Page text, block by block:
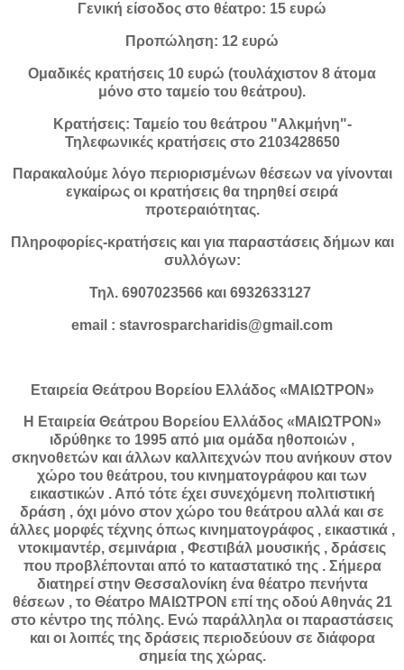
Γενική είσοδος στο θέατρο: 15 ευρώ
Προπώληση: 12 ευρώ
Ομαδικές κρατήσεις 10 ευρώ (τουλάχιστον 8 άτομα
μόνο στο ταμείο του θεάτρου).
Κρατήσεις: Ταμείο του θεάτρου "Αλκμήνη"-
Τηλεφωνικές κρατήσεις στο 2103428650
Παρακαλούμε λόγο περιορισμένων θέσεων να γίνονται
εγκαίρως οι κρατήσεις θα τηρηθεί σειρά
προτεραιότητας.
Πληροφορίες-κρατήσεις και για παραστάσεις δήμων και
συλλόγων:
Τηλ. 6907023566 και 6932633127
email : stavrosparcharidis@gmail.com
Εταιρεία Θεάτρου Βορείου Ελλάδος «ΜΑΙΩΤΡΟΝ »
Η Εταιρεία Θεάτρου Βορείου Ελλάδος «ΜΑΙΩΤΡΟΝ»
ιδρύθηκε το 1995 από μια ομάδα ηθοποιών ,
σκηνοθετών και άλλων καλλιτεχνών που ανήκουν στον
χώρο του θεάτρου, του κινηματογράφου και των
εικαστικών . Από τότε έχει συνεχόμενη πολιτιστική
δράση , όχι μόνο στον χώρο του θεάτρου αλλά και σε
άλλες μορφές τέχνης όπως κινηματογράφος , εικαστικά ,
ντοκιμαντέρ, σεμινάρια , Φεστιβάλ μουσικής , δράσεις
που προβλέπονται από το καταστατικό της . Σήμερα
διατηρεί στην Θεσσαλονίκη ένα θέατρο πενήντα
θέσεων , το Θέατρο ΜΑΙΩΤΡΟΝ επί της οδού Αθηνάς 21
στο κέντρο της πόλης. Ενώ παράλληλα οι παραστάσεις
και οι λοιπές της δράσεις περιοδεύουν σε διάφορα
σημεία της χώρας.